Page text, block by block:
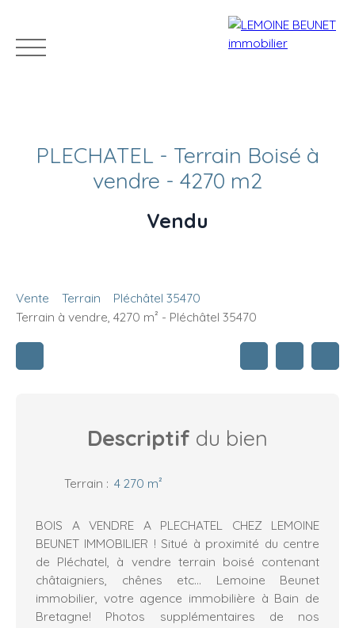
VENDRE LOUER
PLECHATEL - Terrain Boisé à
vendre - 4270 m2
Vendu
Vente Terrain
Pléchâtel 35470
Terrain à vendre, 4270 m² - Pléchâtel 35470
Descriptif du bien
Terrain : 4 270 m²
BOIS A VENDRE A PLECHATEL CHEZ LEMOINE
BEUNET IMMOBILIER ! Situé à proximité du centre
de Pléchatel, à vendre terrain boisé contenant
châtaigniers, chênes etc... Lemoine Beunet
immobilier, votre agence immobilière à Bain de
Bretagne! Photos supplémentaires de nos